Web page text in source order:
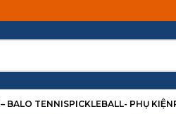
BALO TENNISPICKLEBALL- PHỤ KIỆN